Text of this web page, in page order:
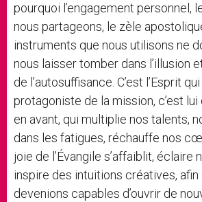
pourquoi l’engagement personnel,
nous partageons, le zèle
instruments que nous utilisons ne
nous laisser tomber dans l’illusion
de l’autosuffisance. C’est l’Esprit
protagoniste de la mission, c’est
en avant, qui multiplie nos talents,
dans les fatigues, réchauffe nos
joie de l’Évangile s’affaiblit, éclaire
inspire des intuitions créatives, afin
devenions capables d’ouvrir de